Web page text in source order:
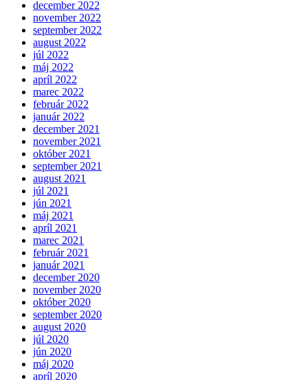
december 2022
november 2022
september 2022
august 2022
júl 2022
máj 2022
apríl 2022
marec 2022
február 2022
január 2022
december 2021
november 2021
október 2021
september 2021
august 2021
júl 2021
jún 2021
máj 2021
apríl 2021
marec 2021
február 2021
január 2021
december 2020
november 2020
október 2020
september 2020
august 2020
júl 2020
jún 2020
máj 2020
apríl 2020